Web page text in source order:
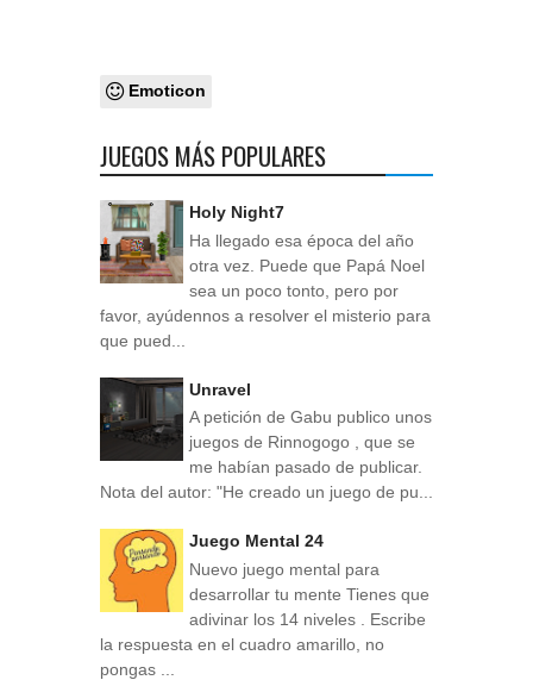
Emoticon
JUEGOS MÁS POPULARES
Holy Night7
Ha llegado esa época del año
otra vez. Puede que Papá Noel
sea un poco tonto, pero por
favor, ayúdennos a resolver el misterio para
que pued...
Unravel
A petición de Gabu publico unos
juegos de Rinnogogo , que se
me habían pasado de publicar.
Nota del autor: "He creado un juego de pu...
Juego Mental 24
Nuevo juego mental para
desarrollar tu mente Tienes que
adivinar los 14 niveles . Escribe
la respuesta en el cuadro amarillo, no
pongas ...